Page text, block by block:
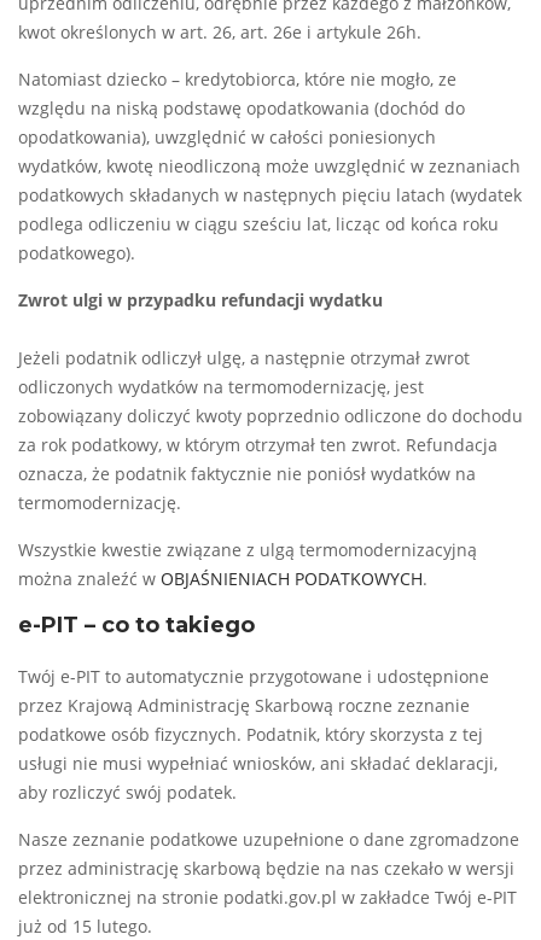
kwot określonych w art. 26, art. 26e i artykule 26h.
Natomiast dziecko – kredytobiorca, które nie mogło, ze
względu na niską podstawę opodatkowania (dochód do
opodatkowania), uwzględnić w całości poniesionych
wydatków, kwotę nieodliczoną może uwzględnić w zeznaniach
podatkowych składanych w następnych pięciu latach (wydatek
podlega odliczeniu w ciągu sześciu lat, licząc od końca roku
podatkowego).
Zwrot ulgi w przypadku refundacji wydatku
Jeżeli podatnik odliczył ulgę, a następnie otrzymał zwrot
odliczonych wydatków na termomodernizację, jest
zobowiązany doliczyć kwoty poprzednio odliczone do dochodu
za rok podatkowy, w którym otrzymał ten zwrot. Refundacja
oznacza, że podatnik faktycznie nie poniósł wydatków na
termomodernizację.
Wszystkie kwestie związane z ulgą termomodernizacyjną
można znaleźć w OBJAŚNIENIACH PODATKOWYCH.
e-PIT – co to takiego
Twój e-PIT to automatycznie przygotowane i udostępnione
przez Krajową Administrację Skarbową roczne zeznanie
podatkowe osób fizycznych. Podatnik, który skorzysta z tej
usługi nie musi wypełniać wniosków, ani składać deklaracji,
aby rozliczyć swój podatek.
Nasze zeznanie podatkowe uzupełnione o dane zgromadzone
przez administrację skarbową będzie na nas czekało w wersji
elektronicznej na stronie podatki.gov.pl w zakładce Twój e-PIT
już od 15 lutego.